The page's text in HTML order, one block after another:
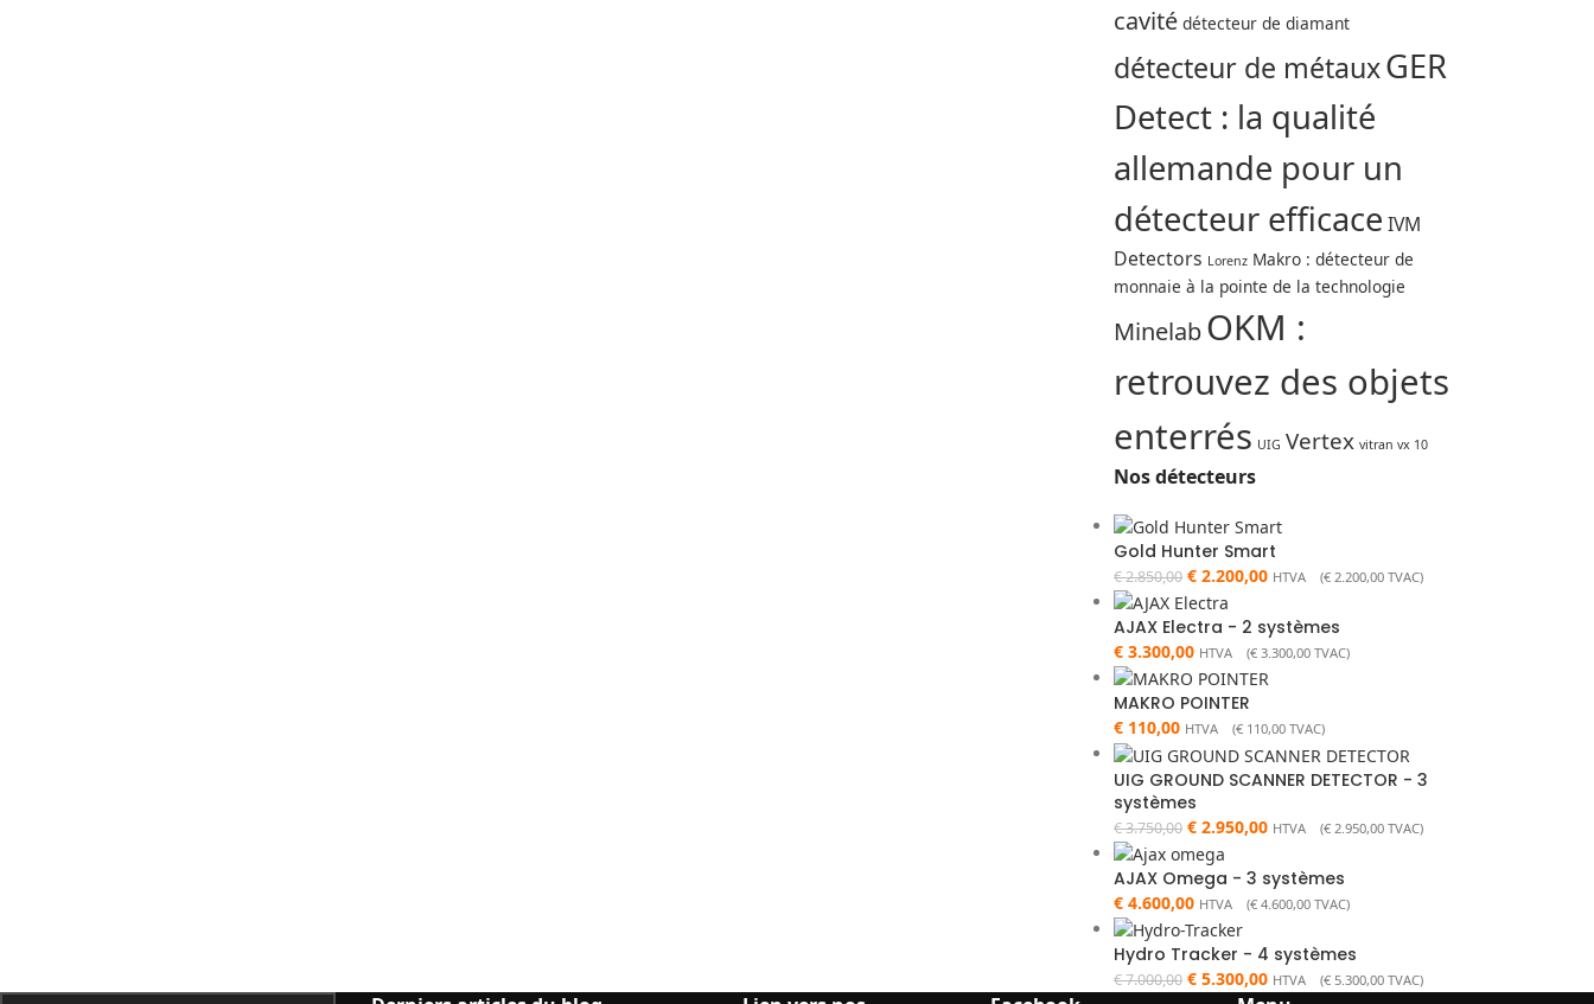
cavité détecteur de diamant
détecteur de métauxGER
Detect : la qualité
allemande pour un
détecteur efficace IVM
Detectors Lorenz Makro : détecteur de
monnaie à la pointe de la technologie
MinelabOKM :
retrouvez des objets
enterrés UIG Vertex vitran vx 10
Nos détecteurs
Gold Hunter Smart
€2.850,00 €2.200,00 HTVA (€2.200,00TVAC)
AJAX Electra - 2 systèmes
€3.300,00 HTVA (€3.300,00TVAC)
MAKRO POINTER
€110,00 HTVA (€110,00TVAC)
UIG GROUND SCANNER DETECTOR - 3
systèmes
€3.750,00 €2.950,00 HTVA (€2.950,00TVAC)
AJAX Omega - 3 systèmes
€4.600,00 HTVA (€4.600,00TVAC)
Hydro Tracker - 4 systèmes
€7.000,00 €5.300,00 HTVA (€5.300,00TVAC)